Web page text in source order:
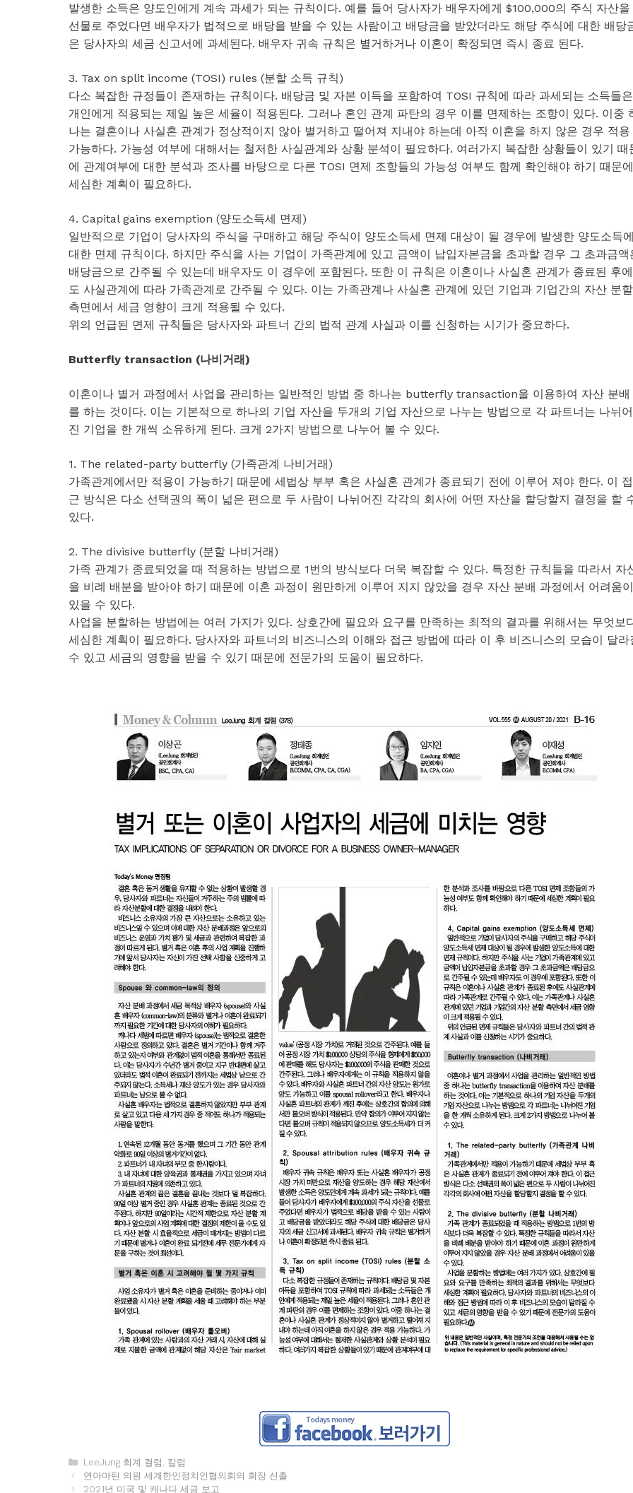
발생한 소득은 양도인에게 계속 과세가 되는 규칙이다. 예를 들어 당사자가 배우자에게 $100,000의 주식 자산을
선물로 주었다면 배우자가 법적으로 배당을 받을 수 있는 사람이고 배당금을 받았더라도 해당 주식에 대한 배당
은 당사자의 세금 신고서에 과세된다. 배우자 귀속 규칙은 별거하거나 이혼이 확정되면 즉시 종료 된다.
3. Tax on split income (TOSI) rules (분할 소득 규칙)
다소 복잡한 규정들이 존재하는 규칙이다. 배당금 및 자본 이득을 포함하여 TOSI 규칙에 따라 과세되는 소득들은
개인에게 적용되는 제일 높은 세율이 적용된다. 그러나 혼인 관계 파탄의 경우 이를 면제하는 조항이 있다. 이중
나는 결혼이나 사실혼 관계가 정상적이지 않아 별거하고 떨어져 지내야 하는데 아직 이혼을 하지 않은 경우 적용
가능하다. 가능성 여부에 대해서는 철저한 사실관계와 상황 분석이 필요하다. 여러가지 복잡한 상황들이 있기 때
에 관계여부에 대한 분석과 조사를 바탕으로 다른 TOSI 면제 조항들의 가능성 여부도 함께 확인해야 하기 때문에
세심한 계획이 필요하다.
4. Capital gains exemption (양도소득세 면제)
일반적으로 기업이 당사자의 주식을 구매하고 해당 주식이 양도소득세 면제 대상이 될 경우에 발생한 양도소득에
대한 면제 규칙이다. 하지만 주식을 사는 기업이 가족관계에 있고 금액이 납입자본금을 초과할 경우 그 초과금액
배당금으로 간주될 수 있는데 배우자도 이 경우에 포함된다. 또한 이 규칙은 이혼이나 사실혼 관계가 종료된 후에
도 사실관계에 따라 가족관계로 간주될 수 있다. 이는 가족관계나 사실혼 관계에 있던 기업과 기업간의 자산 분할
측면에서 세금 영향이 크게 적용될 수 있다.
위의 언급된 면제 규칙들은 당사자와 파트너 간의 법적 관계 사실과 이를 신청하는 시기가 중요하다.
Butterfly transaction (나비거래)
이혼이나 별거 과정에서 사업을 관리하는 일반적인 방법 중 하나는 butterfly transaction을 이용하여 자산 분배
를 하는 것이다. 이는 기본적으로 하나의 기업 자산을 두개의 기업 자산으로 나누는 방법으로 각 파트너는 나뉘어
진 기업을 한 개씩 소유하게 된다. 크게 2가지 방법으로 나누어 볼 수 있다.
1. The related-party butterfly (가족관계 나비거래)
가족관계에서만 적용이 가능하기 때문에 세법상 부부 혹은 사실혼 관계가 종료되기 전에 이루어 져야 한다. 이 접
근 방식은 다소 선택권의 폭이 넓은 편으로 두 사람이 나뉘어진 각각의 회사에 어떤 자산을 할당할지 결정을 할
있다.
2. The divisive butterfly (분할 나비거래)
가족 관계가 종료되었을 때 적용하는 방법으로 1번의 방식보다 더욱 복잡할 수 있다. 특정한 규칙들을 따라서 자
을 비례 배분을 받아야 하기 때문에 이혼 과정이 원만하게 이루어 지지 않았을 경우 자산 분배 과정에서 어려움이
있을 수 있다.
사업을 분할하는 방법에는 여러 가지가 있다. 상호간에 필요와 요구를 만족하는 최적의 결과를 위해서는 무엇보
세심한 계획이 필요하다. 당사자와 파트너의 비즈니스의 이해와 접근 방법에 따라 이 후 비즈니스의 모습이 달라
수 있고 세금의 영향을 받을 수 있기 때문에 전문가의 도움이 필요하다.
카
테
고
LeeJung 회계 컬럼
칼럼
연아마틴 의원 세계한인정치인협의회의 회장 선출
2021년 미국 및 캐나다 세금 보고